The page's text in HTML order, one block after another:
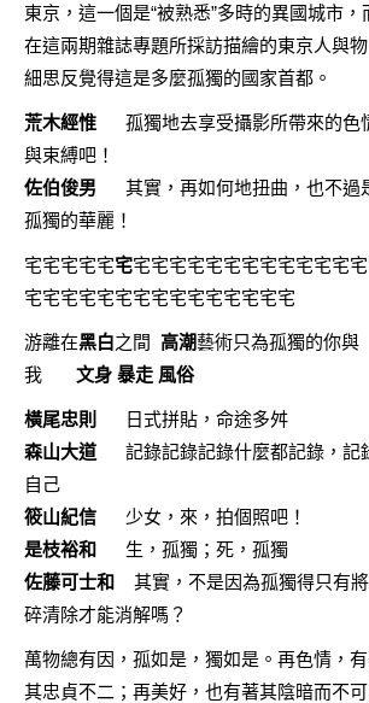
東京，這一個是“被熟悉”多時的異國城市，
在這兩期雜誌專題所採訪描繪的東京人與物
細思反覺得這是多麼孤獨的國家首都。
荒木經惟 孤獨地去享受攝影所帶來的色
與束縛吧！
佐伯俊男 其實，再如何地扭曲，也不過
孤獨的華麗！
宅宅宅宅宅宅宅宅宅宅宅宅宅宅宅宅宅宅
宅宅宅宅宅宅宅宅宅宅宅宅宅宅宅
游離在黑白之間 高潮藝術只為孤獨的你與
我 文身 暴走 風俗
橫尾忠則
日式拼貼，命途多舛
森山大道 記錄記錄記錄什麼都記錄，記
自己
筱山紀信 少女，來，拍個照吧！
是枝裕和 生，孤獨；死，孤獨
佐藤可士和 其實，不是因為孤獨得只有
碎清除才能消解嗎？
萬物總有因，孤如是，獨如是。再色情，
其忠貞不二；再美好，也有著其陰暗而不可